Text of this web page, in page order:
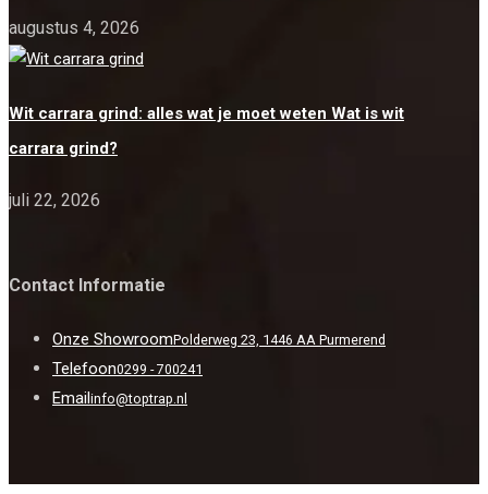
augustus 4, 2026
Wit carrara grind: alles wat je moet weten Wat is wit
carrara grind?
juli 22, 2026
Contact Informatie
Onze ShowroomPolderweg 23, 1446 AA Purmerend
Telefoon0299 - 700241
Emailinfo@toptrap.nl